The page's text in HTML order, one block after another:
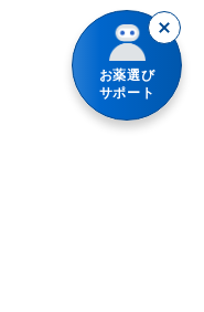
お薬選び
サポート